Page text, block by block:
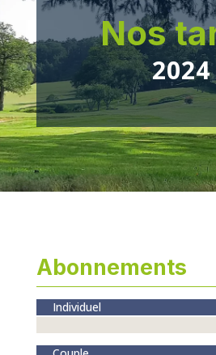
Nos
2024
Abonnements
Individuel